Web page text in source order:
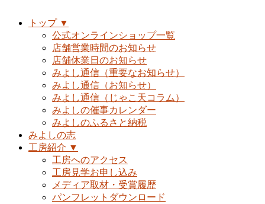
トップ ▼
公式オンラインショップ一覧
店舗営業時間のお知らせ
店舗休業日のお知らせ
みよし通信（重要なお知らせ）
みよし通信（お知らせ）
みよし通信（じゃこ天コラム）
みよしの催事カレンダー
みよしのふるさと納税
みよしの志
工房紹介 ▼
工房へのアクセス
工房見学お申し込み
メディア取材・受賞履歴
パンフレットダウンロード